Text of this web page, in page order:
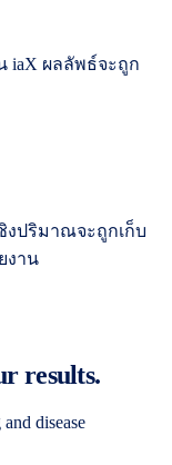
iaX ผลลัพธ์จะถูก
งปริมาณจะถูกเก็บ
งาน
results.
disease